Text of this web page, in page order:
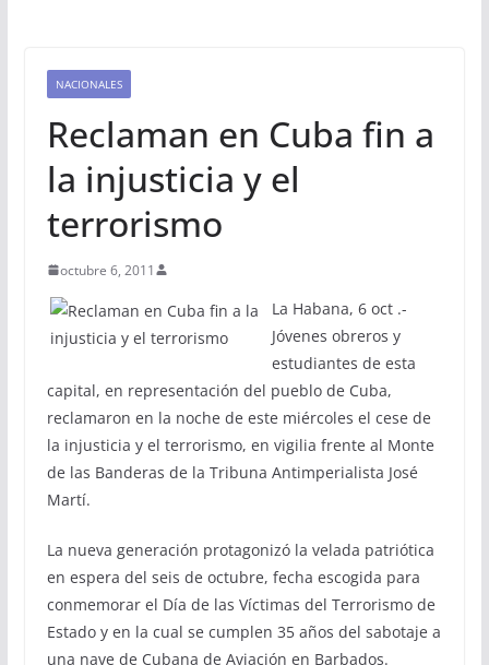
NACIONALES
Reclaman en Cuba fin a
la injusticia y el
terrorismo
octubre 6, 2011
La Habana, 6 oct .-
Jóvenes obreros y
estudiantes de esta
capital, en representación del pueblo de Cuba,
reclamaron en la noche de este miércoles el cese de
la injusticia y el terrorismo, en vigilia frente al Monte
de las Banderas de la Tribuna Antimperialista José
Martí.
La nueva generación protagonizó la velada patriótica
en espera del seis de octubre, fecha escogida para
conmemorar el Día de las Víctimas del Terrorismo de
Estado y en la cual se cumplen 35 años del sabotaje a
una nave de Cubana de Aviación en Barbados.